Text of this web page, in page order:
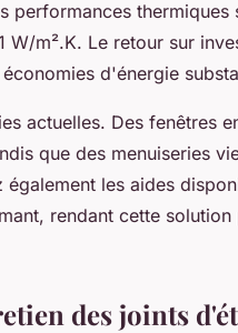
thermiques
m².K. Le retour sur
d'énergie
actuelles. Des fenêtres
que des menuiseries
les aides
rendant cette solution
des joints